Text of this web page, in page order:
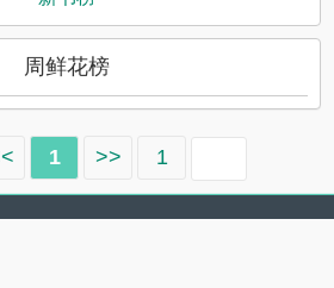
周鲜花榜
1 >> 1